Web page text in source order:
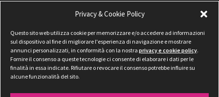
Privacy & Cookie Policy
Questo sito web utilizza cookie per memorizzare e/o accedere ad informazioni
sul dispositivo al fine di migliorare l'esperienza di navigazione e mostrare
annunci personalizzati, in conformità con la nostra privacy e cookie policy.
Fornire il consenso a queste tecnologie ci consente di elaborare i dati per le
finalità in essa indicate. Rifiutare o revocare il consenso potrebbe influire su
alcune funzionalità del sito.